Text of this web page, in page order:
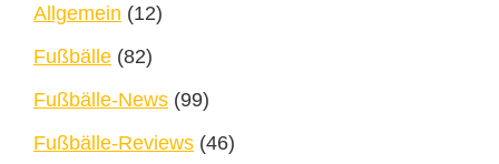
Allgemein (12)
Fußbälle (82)
Fußbälle-News (99)
Fußbälle-Reviews (46)